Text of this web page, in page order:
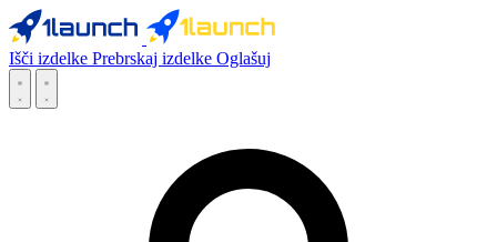
Išči izdelke Prebrskaj izdelke Oglašuj